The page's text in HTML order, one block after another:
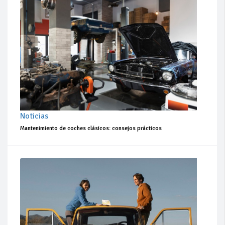
Noticias
Mantenimiento de coches clásicos: consejos prácticos